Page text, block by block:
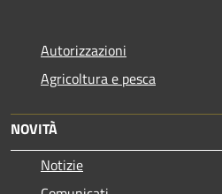
Autorizzazioni
Agricoltura e pesca
NOVITÀ
Notizie